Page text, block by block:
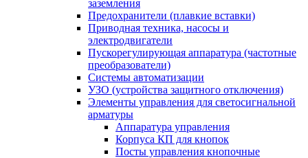
заземления
Предохранители (плавкие вставки)
Приводная техника, насосы и
электродвигатели
Пускорегулирующая аппаратура (частотные
преобразователи)
Системы автоматизации
УЗО (устройства защитного отключения)
Элементы управления для светосигнальной
арматуры
Аппаратура управления
Корпуса КП для кнопок
Посты управления кнопочные